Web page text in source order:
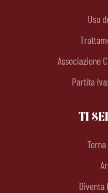
Uso
Associazione
Partita
TI
Diventa